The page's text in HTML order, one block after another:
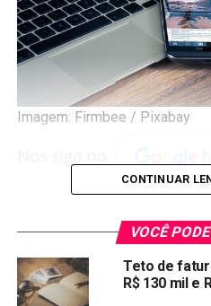
Imagem: Firmbee / Pixabay
tarefas mais importantes, a
precisa ser mandado até o fim
total do ano passado. A
CONTINUAR
VOCÊ
Teto de
R$ 130 mil e